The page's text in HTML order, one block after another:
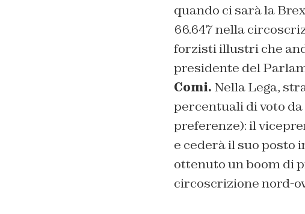
quando ci sarà la
66.647 nella
forzisti illustri che
presidente del
Comi. Nella Lega,
percentuali di voto
preferenze): il
e cederà il suo posto
ottenuto un boom di
circoscrizione nord-